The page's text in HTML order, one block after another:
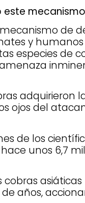
este
de
y
especies de
adquirieron
ojos del
de los
unos 6,7
cobras
de años,